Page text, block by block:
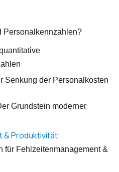
Personalkennzahlen?
Senkung der Personalkosten
Grundstein moderner
& Produktivität:
für Fehlzeitenmanagement &